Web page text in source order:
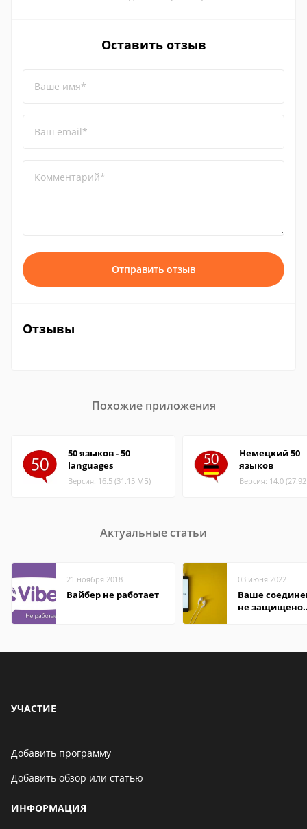
Оставить отзыв
Ваше имя*
Ваш email*
Комментарий*
Отправить отзыв
Отзывы
Похожие приложения
50 языков - 50
languages
Версия: 16.5 (31.15 МБ)
Немецкий 50
языков
Версия: 14.0
Актуальные статьи
21 ноября 2018
Вайбер не работает
03 июня 2022
Ваше
не защищено
УЧАСТИЕ
Добавить программу
Добавить обзор или статью
ИНФОРМАЦИЯ